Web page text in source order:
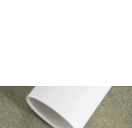
跳轉至「AFTEE先享後付」
成結帳。
交易完成。
若您需要取消訂單，請聯絡
視為有效，需透過AFTEE先享